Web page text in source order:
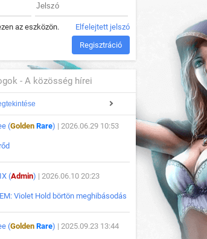
az eszközön. Elfelejtett jelszó
Regisztráció
- A közösség hírei
(Golden Rare) | 2026.06.29 10:53
(Admin) | 2026.06.10 20:23
Violet Hold börtön meghibásodás
(Golden Rare) | 2025.09.23 13:44